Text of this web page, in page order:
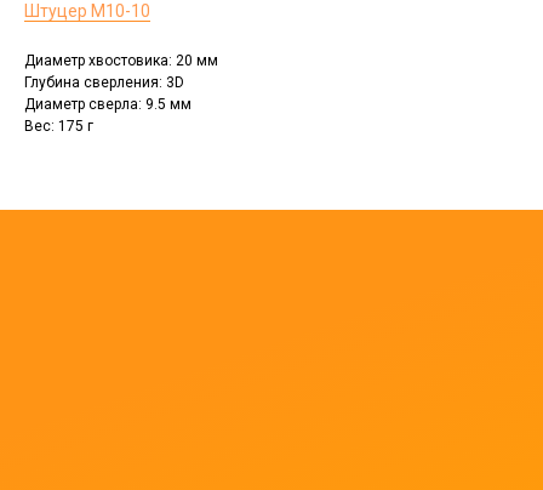
Штуцер М10-10
Диаметр хвостовика: 20 мм
Глубина сверления: 3D
Диаметр сверла: 9.5 мм
Вес: 175 г